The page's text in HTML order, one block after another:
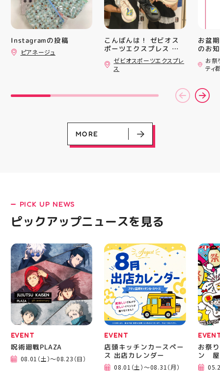
LATEST!
ピックアップニュース
Instagramの投稿
ピアネージュ
こんばんは！ ゼビオス
ポーツエクスプレス ア
ティ郡山です🦭 ・ ★本
日のラジオ★は アシッ
クスからランニングシュ
6」の紹介でした ・ 特
徴としては ☆軽量かつ
搭載し、推進力を向上さ
せました！
☆ASICSGRIPを前足部に
追加し、グリップ力を向
をカジュアルに走りたい
方や仕事履き、夏のお出
のクッションシューズに
なっています 人気ラン
ニングシューズの最新作
になります！ ・ 気にな
る方は是非、店頭に足を
運んでください！ スポ
ーツナビゲーター一同、
店頭でお待ちしておりま
す(⁠◍⁠•⁠ᴗ⁠•⁠◍⁠)⁠ ・ #ゼビオ
#アティ郡山 #福島美少
女図鑑 #照山楓香
#ASICS
ゼビオスポーツエクスプレ
ス
キャ
#歯の
お盆
のお知らせ
用い
ざい
(水)
いたしま
22:00
はプ
から
━━━━
郡山
BBQ
祭り
手ぶ
み #
ィナ
#夏の
お祭
ティ
MORE
PICK UP NEWS
ピックアップニュースを見る
EVENT
呪術廻戦PLAZA
08.01（土）～08.23（日）
EVENT
店頭キッチンカースペー
ス 出店カレンダー
08.01（土）～08.31（月）
お祭
ン 屋